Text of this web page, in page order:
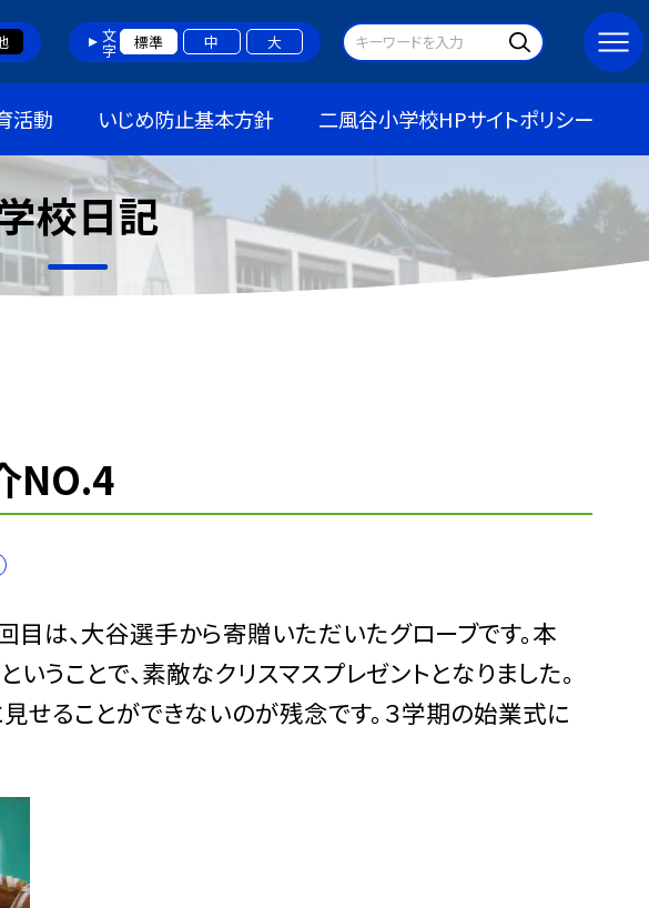
文字 標準 中 大
活動 いじめ防止基本方針 二風谷小学校HPサイトポリシー
校日記
NO.4
は、大谷選手から寄贈いただいたグローブです。本
うことで、素敵なクリスマスプレゼントとなりました。
せることができないのが残念です。３学期の始業式に